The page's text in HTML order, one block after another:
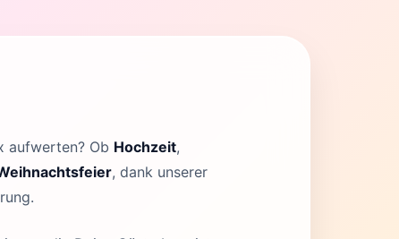
aufwerten? Ob Hochzeit,
, dank unserer